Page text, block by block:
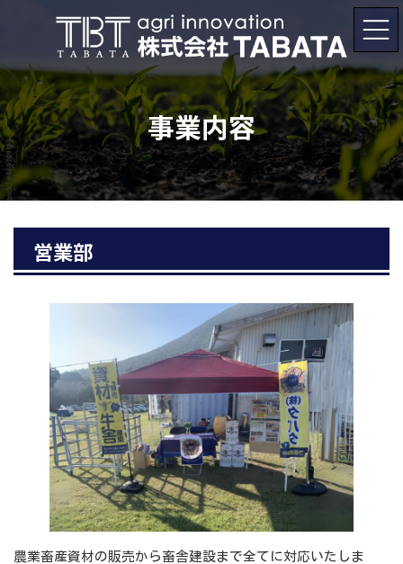
へ
キ
ッ
プ
ョ
に
移
動
事業内容
営業部
農業畜産資材の販売から畜舎建設まで全てに対応いたしま